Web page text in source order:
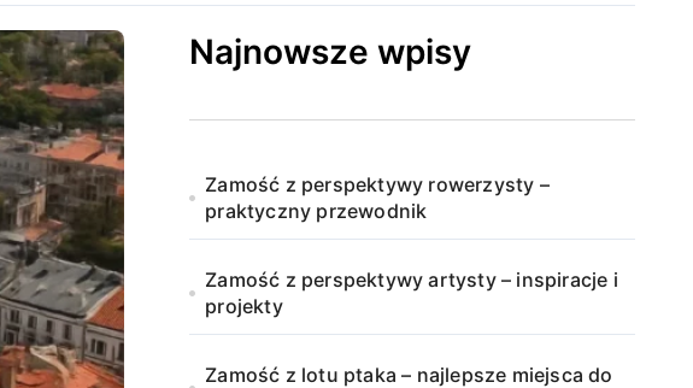
Najnowsze wpisy
Zamość z perspektywy rowerzysty –
praktyczny przewodnik
Zamość z perspektywy artysty – inspiracje i
projekty
Zamość z lotu ptaka – najlepsze miejsca do